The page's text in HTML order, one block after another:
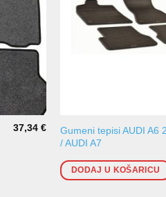
37,34€
Gumeni tepisi AUDI A6
/ AUDI A7
DODAJ U KOŠARICU